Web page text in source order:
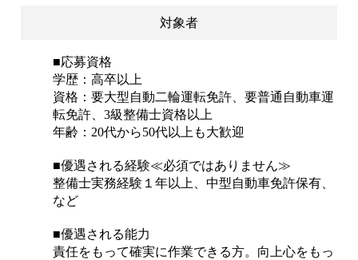
対象者
■応募資格
学歴：高卒以上
資格：要大型自動二輪運転免許、要普通自動車運
転免許、3級整備士資格以上
年齢：20代から50代以上も大歓迎
■優遇される経験≪必須ではありません≫
整備士実務経験１年以上、中型自動車免許保有、
など
■優遇される能力
責任をもって確実に作業できる方。向上心をもっ